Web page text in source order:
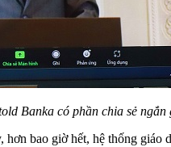
Banka có phần chia sẻ
bao giờ hết, hệ thống